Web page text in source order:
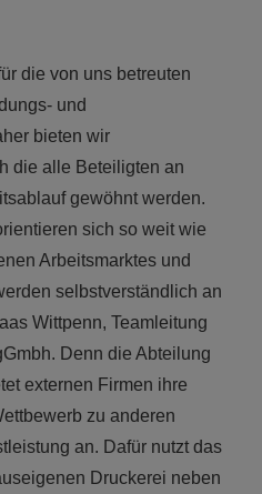
die von uns betreuten
und
bieten wir
die alle Beteiligten an
gewöhnt werden.
sich so weit wie
Arbeitsmarktes und
selbstverständlich an
Wittpenn, Teamleitung
Denn die Abteilung
externen Firmen ihre
zu anderen
an. Dafür nutzt das
Druckerei neben